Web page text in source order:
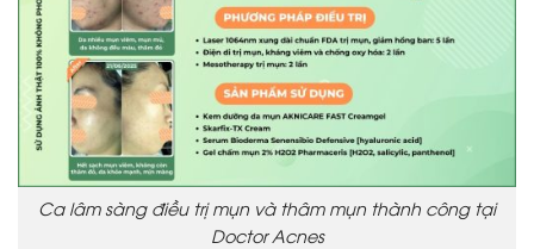
Ca lâm sàng điều trị mụn và thâm mụn thành công tại
Doctor Acnes